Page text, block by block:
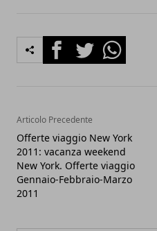
FacebookTwitterWhatsapp
Articolo Precedente
Offerte viaggio New York
2011: vacanza weekend
New York. Offerte viaggio
Gennaio-Febbraio-Marzo
2011